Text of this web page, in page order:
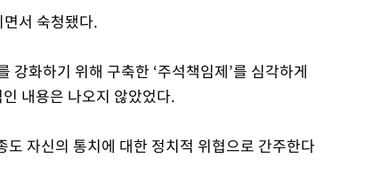
서 숙청됐다.
화하기 위해 구축한 ‘주석책임제’를 심각하게
내용은 나오지 않았었다.
자신의 통치에 대한 정치적 위협으로 간주한다